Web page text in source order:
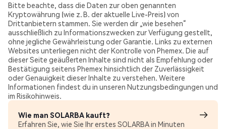
Bitte beachte, dass die Daten zur oben genannten
Kryptowährung (wie z. B. der aktuelle Live-Preis) von
Drittanbietern stammen. Sie werden dir „wie besehen“
ausschließlich zu Informationszwecken zur Verfügung gestellt,
ohne jegliche Gewährleistung oder Garantie. Links zu externen
Websites unterliegen nicht der Kontrolle von Phemex. Die auf
dieser Seite geäußerten Inhalte sind nicht als Empfehlung oder
Bestätigung seitens Phemex hinsichtlich der Zuverlässigkeit
oder Genauigkeit dieser Inhalte zu verstehen. Weitere
Informationen findest du in unseren Nutzungsbedingungen und
im Risikohinweis.
Wie man SOLARBA kauft?
Erfahren Sie, wie Sie Ihr erstes SOLARBA in Minuten